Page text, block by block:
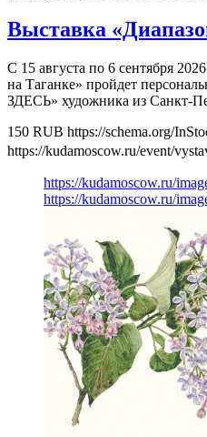
Выставка
С 15 августа по 6 сентября
на Таганке» пройдет
ЗДЕСЬ» художника из Санкт-
150 RUB https://schema.org/
https://kudamoscow.ru/event/
https://kudamoscow.ru/
https://kudamoscow.ru/